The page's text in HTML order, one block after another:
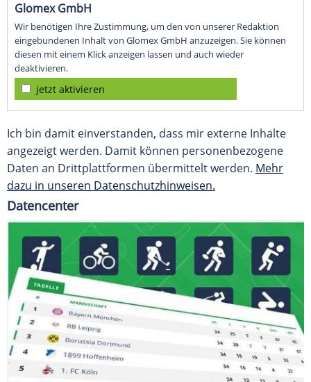
Glomex GmbH
Wir benötigen Ihre Zustimmung, um den von unserer Redaktion
eingebundenen Inhalt von Glomex GmbH anzuzeigen. Sie können
diesen mit einem Klick anzeigen lassen und auch wieder
deaktivieren.
jetzt aktivieren
Ich bin damit einverstanden, dass mir externe Inhalte
angezeigt werden. Damit können personenbezogene
Daten an Drittplattformen übermittelt werden. Mehr
dazu in unseren Datenschutzhinweisen.
Datencenter